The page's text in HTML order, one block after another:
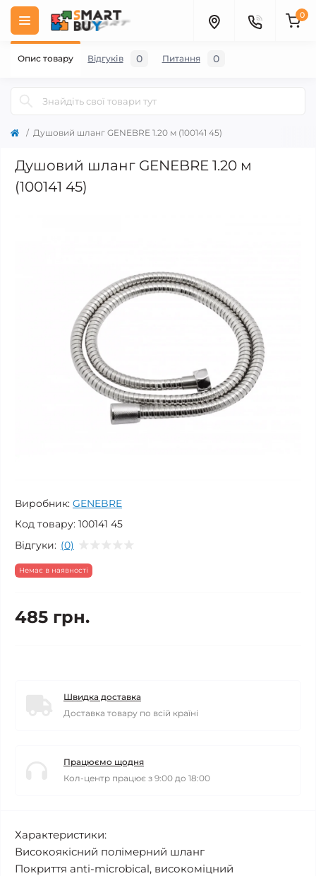
0
Душовий шланг GENEBRE 1.20 м (100141 45)
Душовий шланг GENEBRE 1.20 м
(100141 45)
Виробник: GENEBRE
Код товару: 100141 45
Відгуки: (0)
Немає в наявності
485 грн.
Швидка доставка
Доставка товару по всій країні
Працюємо щодня
Кол-центр працює з 9:00 до 18:00
Опис товару Відгуків 0 Питання 0
Характеристики:
Високоякісний полімерний шланг
Покриття anti-microbical, високоміцний